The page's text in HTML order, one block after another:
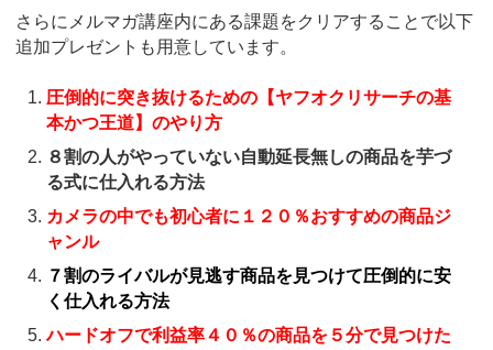
さらにメルマガ講座内にある課題をクリアすることで以下
追加プレゼントも用意しています。
圧倒的に突き抜けるための【ヤフオクリサーチの基
本かつ王道】のやり方
８割の人がやっていない自動延長無しの商品を芋づ
る式に仕入れる方法
カメラの中でも初心者に１２０％おすすめの商品ジ
ャンル
７割のライバルが見逃す商品を見つけて圧倒的に安
く仕入れる方法
ハードオフで利益率４０％の商品を５分で見つけた